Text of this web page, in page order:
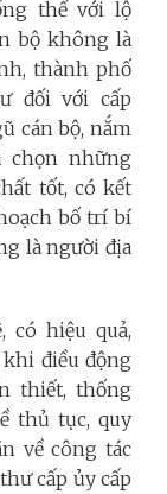
thể với lộ
bộ không là
thành phố
đối với cấp
cán bộ, nắm
chọn những
tốt, có kết
bố trí bí
là người địa
có hiệu quả,
điều động
thiết, thống
thủ tục, quy
về công tác
cấp ủy cấp